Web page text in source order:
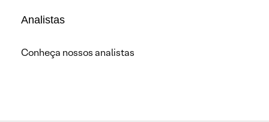
Analistas
Conheça nossos analistas